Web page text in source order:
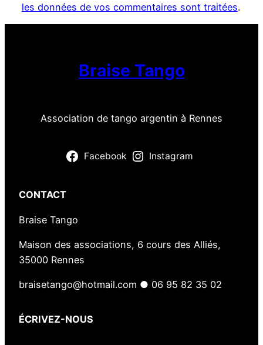
les données de vos commentaires sont traitées.
Braise Tango
Association de tango argentin à Rennes
Facebook Instagram
CONTACT
Braise Tango
Maison des associations, 6 cours des Alliés,
35000 Rennes
braisetango@hotmail.com ● 06 95 82 35 02
ÉCRIVEZ-NOUS